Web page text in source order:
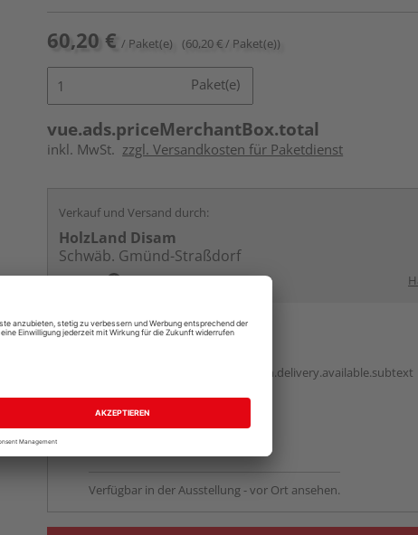
60,20 € / Paket(e) (60,20 € / Paket(e))
Paket(e)
vue.ads.priceMerchantBox.total
inkl. MwSt. zzgl. Versandkosten für Paketdienst
Verkauf und Versand durch:
HolzLand Disam
Schwäb. Gmünd-Straßdorf
Services Kontakt
Online bestellen
vue.ads.priceMerchantBox.option.delivery.available.subtext
Beim Händler abholen
Verfügbar in der Ausstellung - vor Ort ansehen.